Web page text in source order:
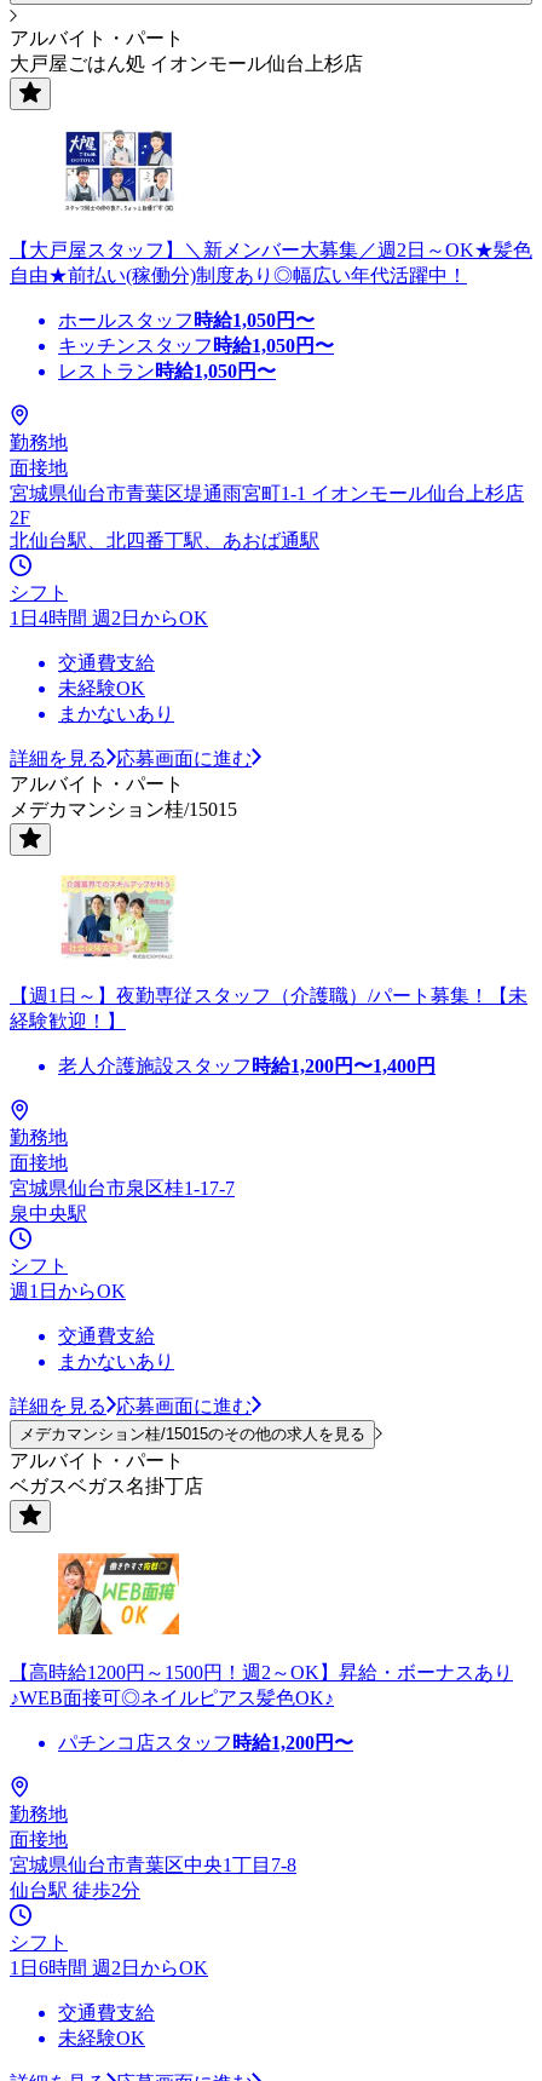
アルバイト・パート
大戸屋ごはん処 イオンモール仙台上杉店
【大戸屋スタッフ】＼新メンバー大募集／週2日～OK★髪色
自由★前払い(稼働分)制度あり◎幅広い年代活躍中！
ホールスタッフ 時給1,050円〜
キッチンスタッフ 時給1,050円〜
レストラン時給1,050円〜
勤務地
面接地
宮城県仙台市青葉区堤通雨宮町1-1 イオンモール仙台上杉店
2F
北仙台駅、北四番丁駅、あおば通駅
シフト
1日4時間 週2日からOK
交通費支給
未経験OK
まかないあり
詳細を見る
応募画面に進む
アルバイト・パート
メデカマンション桂/15015
【週1日～】夜勤専従スタッフ（介護職）/パート募集！【未
経験歓迎！】
老人介護施設スタッフ 時給1,200円〜1,400円
勤務地
面接地
宮城県仙台市泉区桂1-17-7
泉中央駅
シフト
週1日からOK
交通費支給
まかないあり
詳細を見る 応募画面に進む
メデカマンション桂/15015のその他の求人を見る
アルバイト・パート
ベガスベガス名掛丁店
【高時給1200円～1500円！週2～OK】昇給・ボーナスあり
♪WEB面接可◎ネイルピアス髪色OK♪
パチンコ店スタッフ 時給1,200円〜
勤務地
面接地
宮城県仙台市青葉区中央1丁目7-8
仙台駅 徒歩2分
シフト
1日6時間 週2日からOK
交通費支給
未経験OK